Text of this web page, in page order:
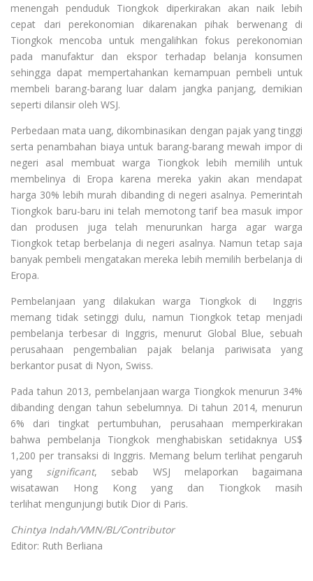
menengah penduduk Tiongkok diperkirakan akan naik lebih
cepat dari perekonomian dikarenakan pihak berwenang di
Tiongkok mencoba untuk mengalihkan fokus perekonomian
pada manufaktur dan ekspor terhadap belanja konsumen
sehingga dapat mempertahankan kemampuan pembeli untuk
membeli barang-barang luar dalam jangka panjang, demikian
seperti dilansir oleh WSJ.
Perbedaan mata uang, dikombinasikan dengan pajak yang tinggi
serta penambahan biaya untuk barang-barang mewah impor di
negeri asal membuat warga Tiongkok lebih memilih untuk
membelinya di Eropa karena mereka yakin akan mendapat
harga 30% lebih murah dibanding di negeri asalnya. Pemerintah
Tiongkok baru-baru ini telah memotong tarif bea masuk impor
dan produsen juga telah menurunkan harga agar warga
Tiongkok tetap berbelanja di negeri asalnya. Namun tetap saja
banyak pembeli mengatakan mereka lebih memilih berbelanja di
Eropa.
Pembelanjaan yang dilakukan warga Tiongkok di Inggris
memang tidak setinggi dulu, namun Tiongkok tetap menjadi
pembelanja terbesar di Inggris, menurut Global Blue, sebuah
perusahaan pengembalian pajak belanja pariwisata yang
berkantor pusat di Nyon, Swiss.
Pada tahun 2013, pembelanjaan warga Tiongkok menurun 34%
dibanding dengan tahun sebelumnya. Di tahun 2014, menurun
6% dari tingkat pertumbuhan, perusahaan memperkirakan
bahwa pembelanja Tiongkok menghabiskan setidaknya US$
1,200 per transaksi di Inggris. Memang belum terlihat pengaruh
yang significant, sebab WSJ melaporkan bagaimana
wisatawan Hong Kong yang dan Tiongkok masih
terlihat mengunjungi butik Dior di Paris.
Chintya Indah/VMN/BL/Contributor
Editor: Ruth Berliana